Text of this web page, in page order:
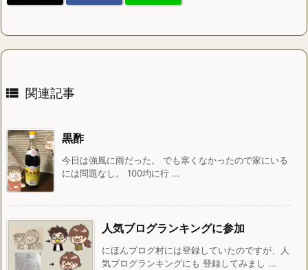
 関連記事
黒酢
今日は強風に雨だった。 でも寒くなかったので家にいる
には問題なし。 100均に行 ...
人気ブログランキングに参加
にほんブログ村には登録していたのですが、人
気ブログランキングにも 登録してみまし ...